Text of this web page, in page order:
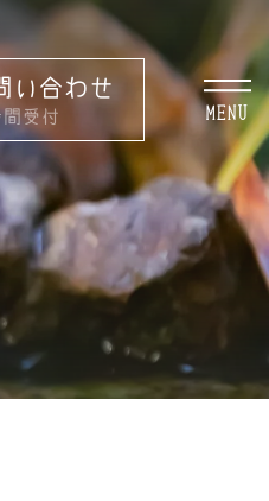
い合わせ
受付 MENU